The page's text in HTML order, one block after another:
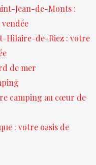
Jean-de-Monts :
Hilaire-de-Riez : votre
de mer
camping au cœur de
: votre oasis de